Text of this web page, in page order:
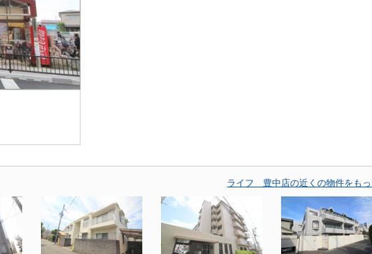
ライフ 豊中店の近くの物件をもっ